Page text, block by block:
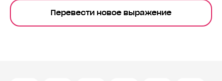
Перевести новое выражение